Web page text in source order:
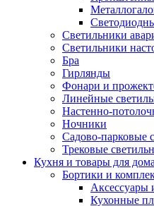
Светильники
Светильники
Бра
Гирлянды
Фонари и
Линейные
Настенно-
Ночники
Садово-парковые
Трековые
Кухня и товары для дома
Бортики и
Аксессуары
Кухонные